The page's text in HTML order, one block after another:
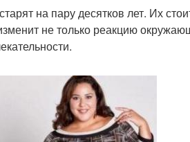
на пару десятков лет. Их
не только реакцию